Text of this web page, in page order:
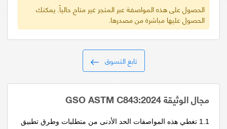
الحصول على هذه المواصفة عبر المتجر غير متاح حالياً. يمكنك
الحصول عليها مباشرة من مصدرها.
تابع التسوق
مجال الوثيقة GSO ASTM C843:2024
1.1 تغطي هذه المواصفات الحد الأدنى من متطلبات وطرق تطبيق